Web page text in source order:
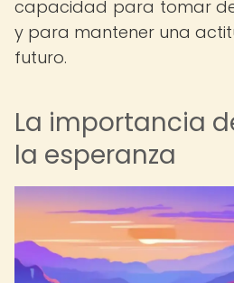
capacidad para tomar
y para mantener una
futuro.
La importancia
la esperanza